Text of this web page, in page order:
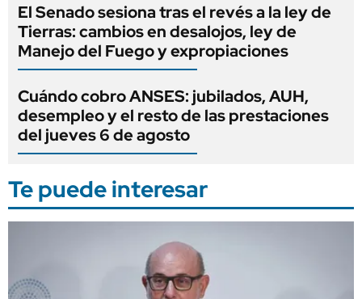
El Senado sesiona tras el revés a la ley de
Tierras: cambios en desalojos, ley de
Manejo del Fuego y expropiaciones
Cuándo cobro ANSES: jubilados, AUH,
desempleo y el resto de las prestaciones
del jueves 6 de agosto
Te puede interesar